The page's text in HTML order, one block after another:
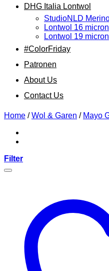
DHG Italia Lontwol
StudioNLD
Lontwol 16 micron
Lontwol 19 micron
#ColorFriday
Patronen
About Us
Contact Us
Home / Wol & Garen / Mayo
Filter